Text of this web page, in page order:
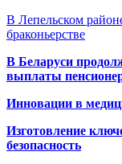
В Лепельском
браконьерстве
В Беларуси
выплаты
Инновации в
Изготовление
безопасность